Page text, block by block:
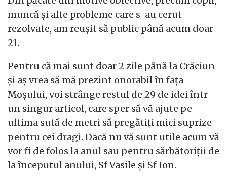
muncă şi alte probleme care s-au cerut
rezolvate, am reuşit să public până acum doar
21.
Pentru că mai sunt doar 2 zile până la Crăciun
şi aş vrea să mă prezint onorabil în faţa
Moşului, voi strânge restul de 29 de idei într-
un singur articol, care sper să vă ajute pe
ultima sută de metri să pregătiţi mici suprize
pentru cei dragi. Dacă nu vă sunt utile acum vă
vor fi de folos la anul sau pentru sărbătoriţii de
la începutul anului, Sf Vasile şi Sf Ion.